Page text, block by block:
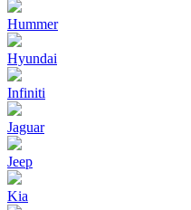
Hummer
Hyundai
Infiniti
Jaguar
Jeep
Kia